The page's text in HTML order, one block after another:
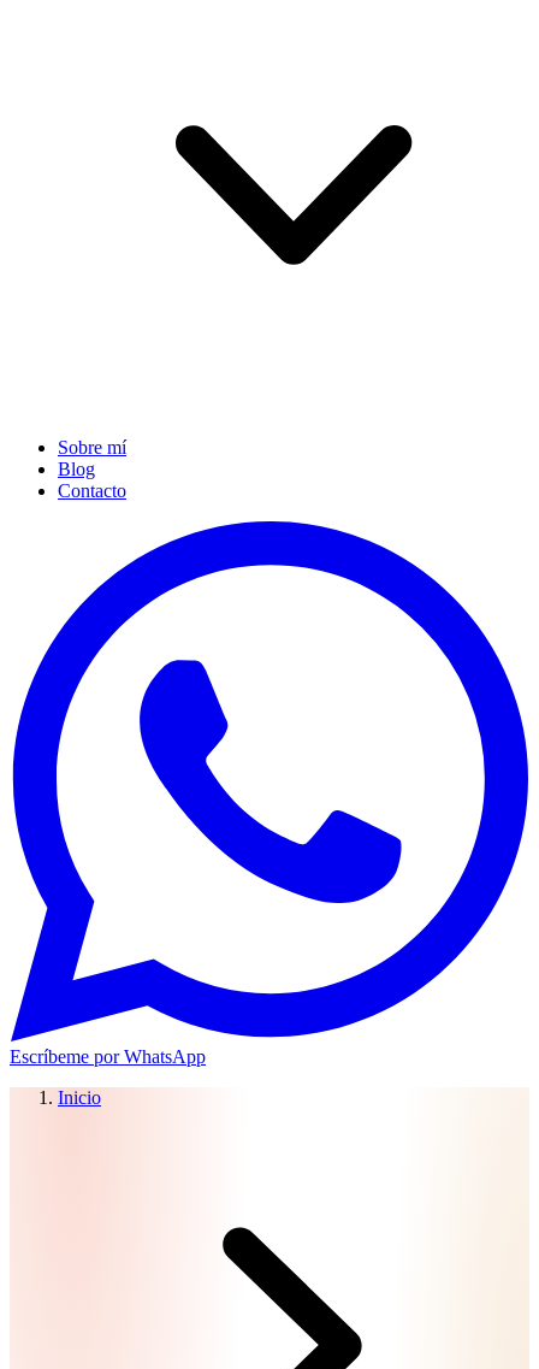
Sobre mí
Blog
Contacto
Escríbeme por WhatsApp
Inicio